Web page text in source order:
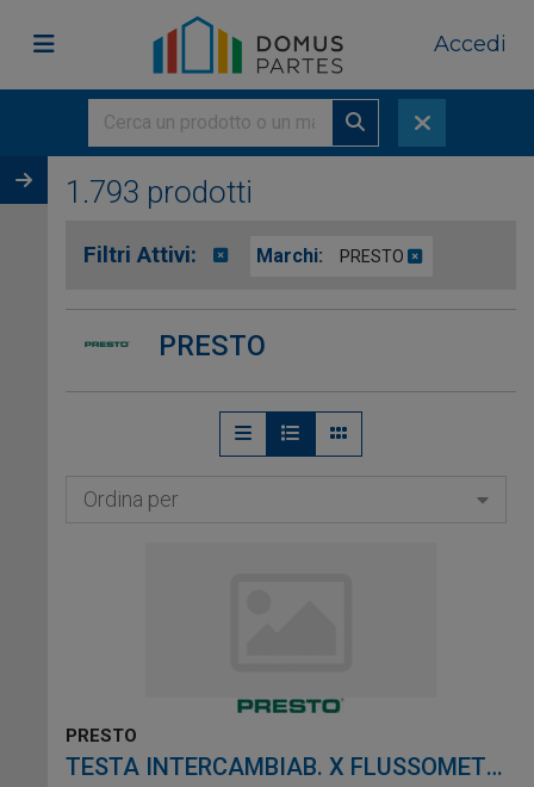
Accedi
1.793 prodotti
Filtri Attivi: Marchi: PRESTO
PRESTO
Ordina per
PRESTO
TESTA INTERCAMBIAB. X FLUSSOMETRI